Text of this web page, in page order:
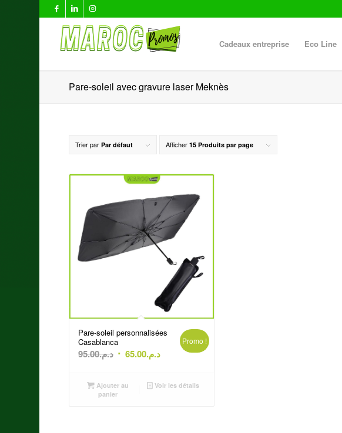
Cadeaux entreprise Eco Line
Pare-soleil avec gravure laser Meknès
Trier parPar défaut Afficher15 Produits par page
Pare-soleil personnalisées
Casablanca
د.م.95.00
Le
initial
était :
د.م.65.00
Le
actuel
Promo !
Ajouter au
panier
Voir les détails